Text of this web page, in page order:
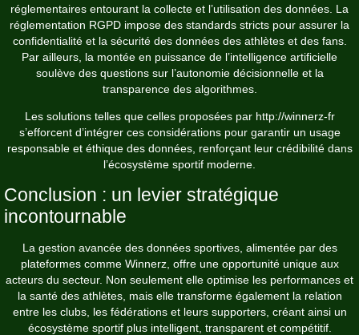
réglementaires entourant la collecte et l’utilisation des données. La
réglementation RGPD impose des standards stricts pour assurer la
confidentialité et la sécurité des données des athlètes et des fans.
Par ailleurs, la montée en puissance de l’intelligence artificielle
soulève des questions sur l’autonomie décisionnelle et la
transparence des algorithmes.
Les solutions telles que celles proposées par http://winnerz-fr
s’efforcent d’intégrer ces considérations pour garantir un usage
responsable et éthique des données, renforçant leur crédibilité dans
l’écosystème sportif moderne.
Conclusion : un levier stratégique
incontournable
La gestion avancée des données sportives, alimentée par des
plateformes comme Winnerz, offre une opportunité unique aux
acteurs du secteur. Non seulement elle optimise les performances et
la santé des athlètes, mais elle transforme également la relation
entre les clubs, les fédérations et leurs supporters, créant ainsi un
écosystème sportif plus intelligent, transparent et compétitif.